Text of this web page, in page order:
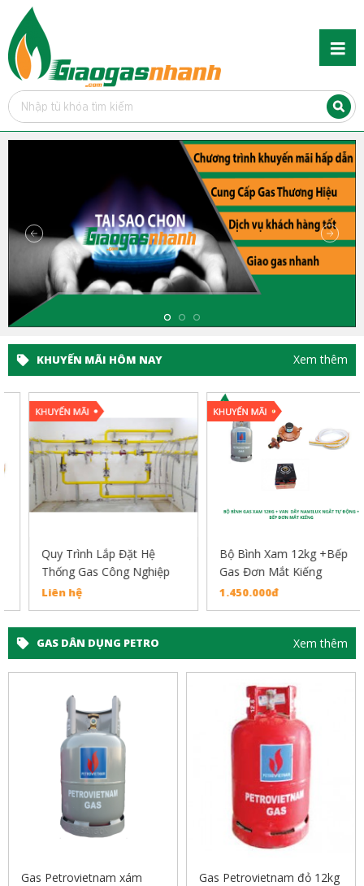
KHUYẾN MÃI HÔM NAY Xem thêm
Quy Trình Lắp Đặt Hệ
Thống Gas Công Nghiệp
Liên hệ
Bộ Bình Xam 12kg +Bếp
Gas Đơn Mắt Kiếng
1.450.000đ
GAS DÂN DỤNG PETRO Xem thêm
Gas Petrovietnam xám
Gas Petrovietnam đỏ 12kg